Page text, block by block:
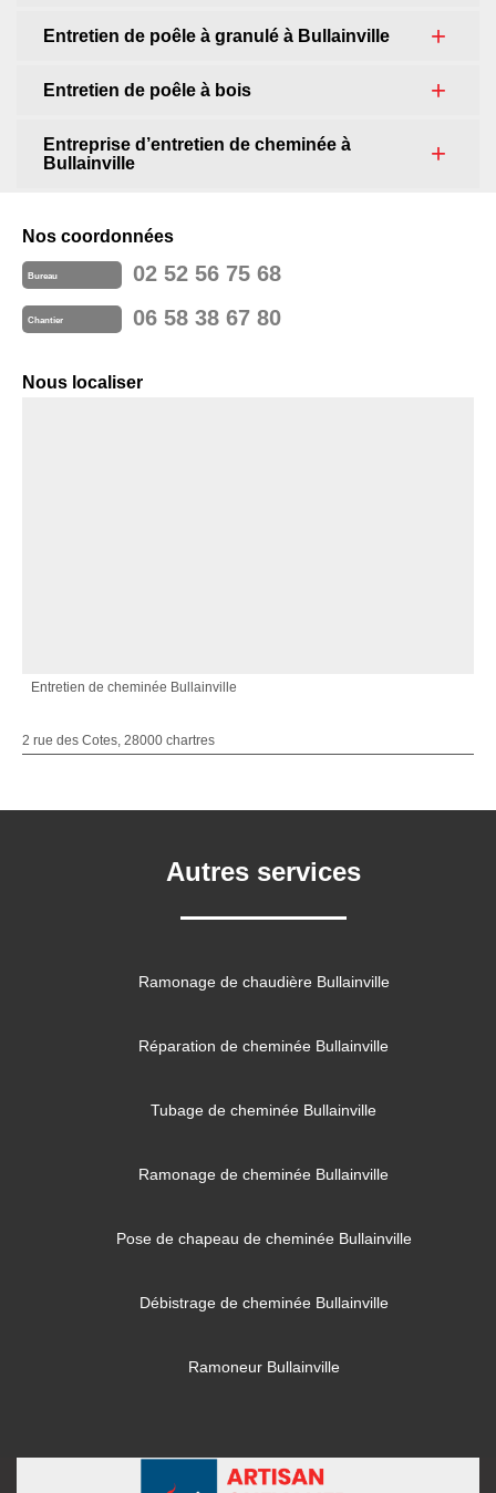
Entretien de poêle à granulé à Bullainville
Entretien de poêle à bois
Entreprise d’entretien de cheminée à
Bullainville
Nos coordonnées
Bureau 02 52 56 75 68
Chantier 06 58 38 67 80
Nous localiser
Entretien de cheminée Bullainville
2 rue des Cotes, 28000 chartres
Autres services
Ramonage de chaudière Bullainville
Réparation de cheminée Bullainville
Tubage de cheminée Bullainville
Ramonage de cheminée Bullainville
Pose de chapeau de cheminée Bullainville
Débistrage de cheminée Bullainville
Ramoneur Bullainville